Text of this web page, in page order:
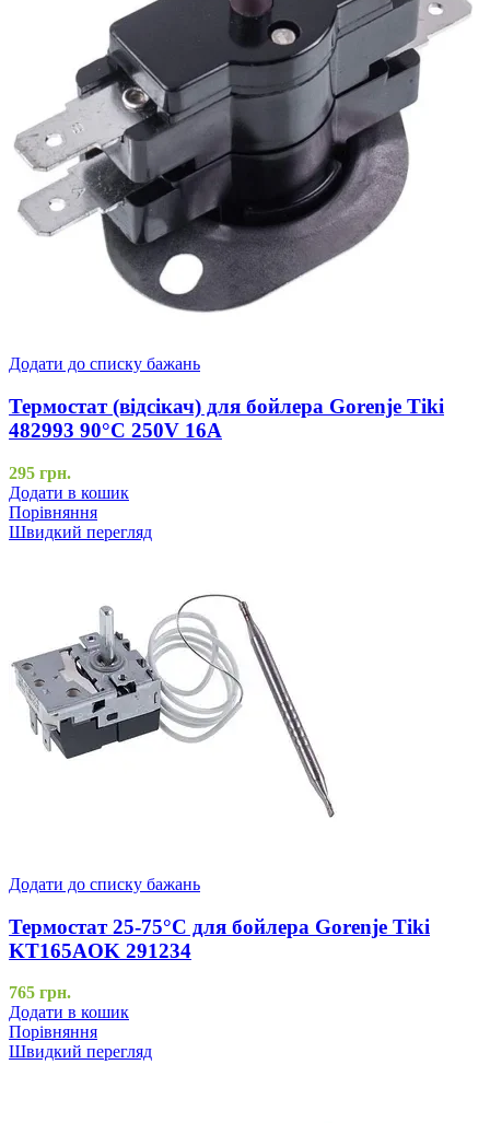
Додати до списку бажань
Термостат (відсікач) для бойлера Gorenje Tiki
482993 90°С 250V 16A
295 грн.
Додати в кошик
Порівняння
Швидкий перегляд
Додати до списку бажань
Термостат 25-75°C для бойлера Gorenje Tiki
KT165AOK 291234
765 грн.
Додати в кошик
Порівняння
Швидкий перегляд